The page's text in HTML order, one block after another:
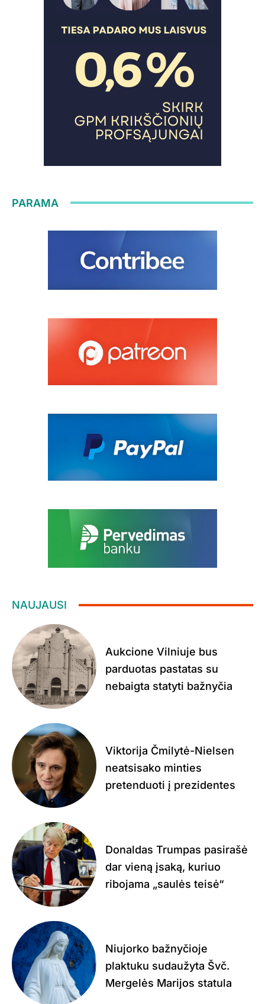
PARAMA
NAUJAUSI
Aukcione Vilniuje bus
parduotas pastatas su
nebaigta statyti bažnyčia
Viktorija Čmilytė-Nielsen
neatsisako minties
pretenduoti į prezidentes
Donaldas Trumpas pasirašė
dar vieną įsaką, kuriuo
ribojama „saulės teisė“
Niujorko bažnyčioje
plaktuku sudaužyta Švč.
Mergelės Marijos statula